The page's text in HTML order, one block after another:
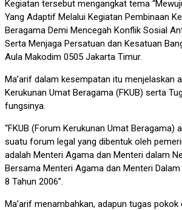
Kegiatan tersebut mengangkat tema
Yang Adaptif Melalui Kegiatan Pembinaan
Beragama Demi Mencegah Konflik Sosial
Serta Menjaga Persatuan dan Kesatuan
Aula Makodim 0505 Jakarta Timur.
Ma’arif dalam kesempatan itu menjelaskan
Kerukunan Umat Beragama (FKUB) serta
fungsinya.
“FKUB (Forum Kerukunan Umat Beragama)
suatu forum legal yang dibentuk oleh
adalah Menteri Agama dan Menteri dalam
Bersama Menteri Agama dan Menteri
8 Tahun 2006”.
Ma’arif menambahkan, adapun tugas pokok